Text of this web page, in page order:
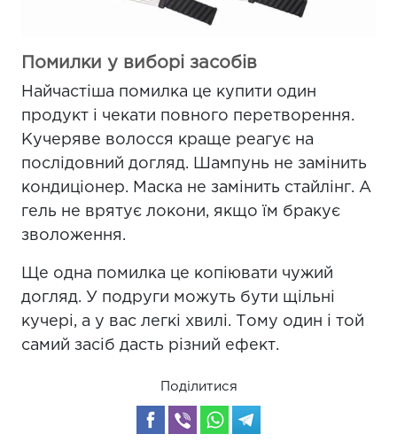
Помилки у виборі засобів
Найчастіша помилка це купити один
продукт і чекати повного перетворення.
Кучеряве волосся краще реагує на
послідовний догляд. Шампунь не замінить
кондиціонер. Маска не замінить стайлінг. А
гель не врятує локони, якщо їм бракує
зволоження.
Ще одна помилка це копіювати чужий
догляд. У подруги можуть бути щільні
кучері, а у вас легкі хвилі. Тому один і той
самий засіб дасть різний ефект.
Поділитися